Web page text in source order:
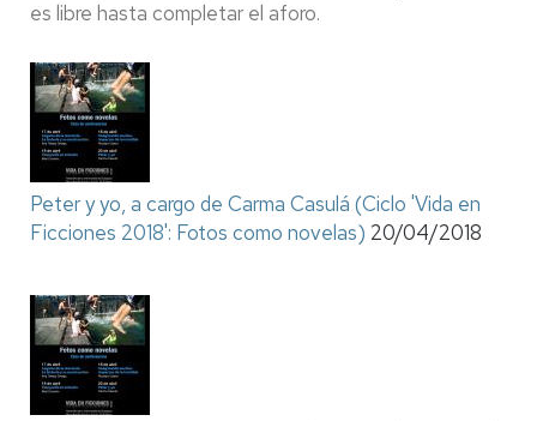
es libre hasta completar el aforo.
Peter y yo, a cargo de Carma Casulá (Ciclo 'Vida en
Ficciones 2018': Fotos como novelas) 20/04/2018